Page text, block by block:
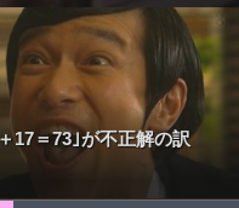
17＝73｣が不正解の訳